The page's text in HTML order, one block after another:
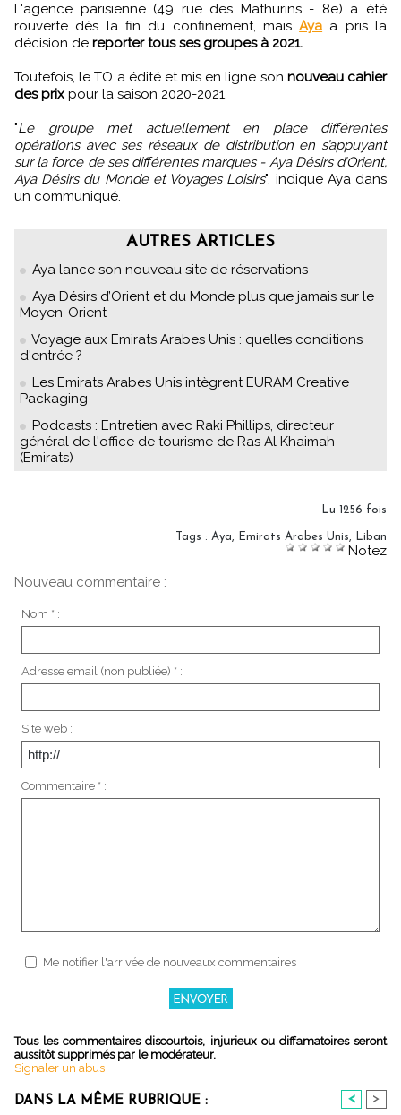
L'agence parisienne (49 rue des Mathurins - 8e) a été
rouverte dès la fin du confinement, maisAya a pris la
décision de reporter tous ses groupes à 2021.
Toutefois, le TO a édité et mis en ligne son nouveau cahier
des prix pour la saison 2020-2021.
"Le groupe met actuellement en place différentes
opérations avec ses réseaux de distribution en s’appuyant
sur la force de ses différentes marques - Aya Désirs d’Orient,
Aya Désirs du Monde et Voyages Loisirs", indique Aya dans
un communiqué.
AUTRES ARTICLES
Aya lance son nouveau site de réservations
Aya Désirs d’Orient et du Monde plus que jamais sur le
Moyen-Orient
Voyage aux Emirats Arabes Unis : quelles conditions
d'entrée ?
Les Emirats Arabes Unis intègrent EURAM Creative
Packaging
Podcasts : Entretien avec Raki Phillips, directeur
général de l'office de tourisme de Ras Al Khaimah
(Emirats)
Lu 1256 fois
Tags : Aya, Emirats Arabes Unis, Liban
Notez
Nouveau commentaire :
Nom * :
Adresse email (non publiée) * :
Site web :
Commentaire * :
Me notifier l'arrivée de nouveaux commentaires
Tous les commentaires discourtois, injurieux ou diffamatoires seront
aussitôt supprimés par le modérateur.
Signaler un abus
DANS LA MÊME RUBRIQUE : < >